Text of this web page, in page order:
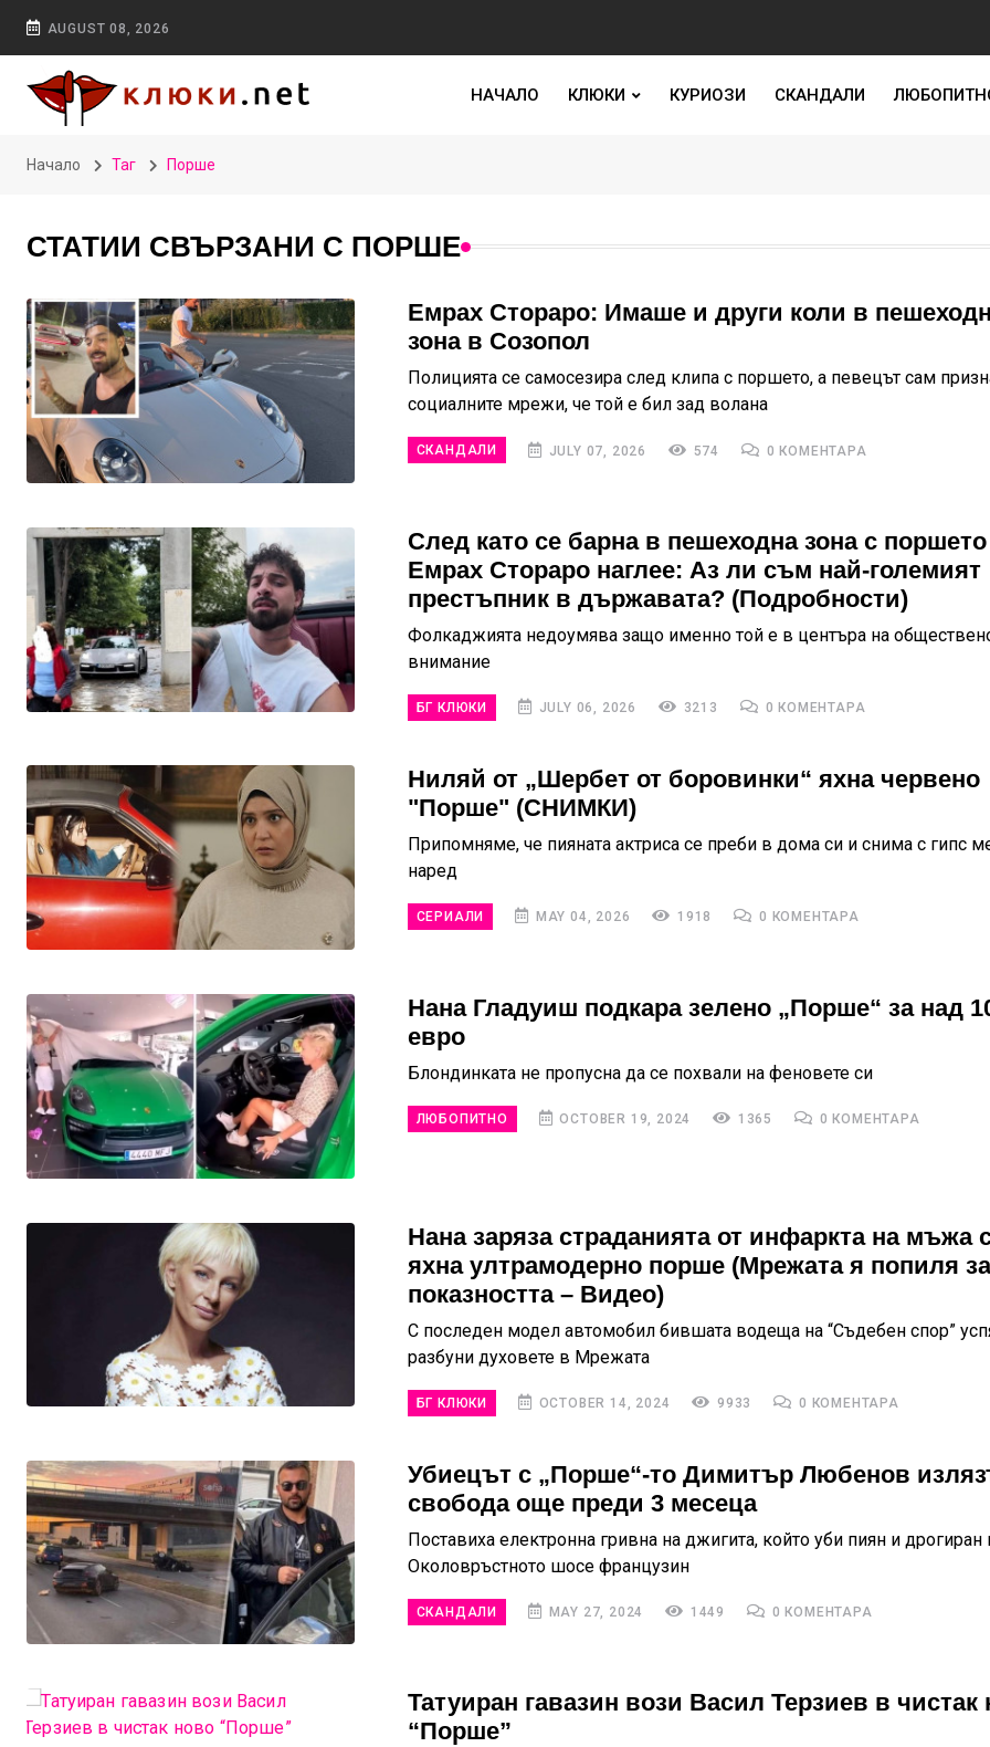
AUGUST 08, 2026
НАЧАЛО КЛЮКИ КУРИОЗИ СКАНДАЛИ
Начало Таг Порше
СТАТИИ СВЪРЗАНИ С ПОРШЕ
Емрах Стораро: Имаше и други коли в
зона в Созопол
Полицията се самосезира след клипа с поршето, а певецът сам
социалните мрежи, че той е бил зад волана
СКАНДАЛИ JULY 07, 2026 574 0 КОМЕНТАРА
След като се барна в пешеходна зона с
Емрах Стораро наглее: Аз ли съм най-големият
престъпник в държавата? (Подробности)
Фолкаджията недоумява защо именно той е в центъра на
внимание
БГ КЛЮКИ JULY 06, 2026 3213 0 КОМЕНТАРА
Ниляй от „Шербет от боровинки“ яхна червено
"Порше" (СНИМКИ)
Припомняме, че пияната актриса се преби в дома си и снима с гипс
наред
СЕРИАЛИ MAY 04, 2026 1918 0 КОМЕНТАРА
Нана Гладуиш подкара зелено „Порше“ за над
евро
Блондинката не пропусна да се похвали на феновете си
ЛЮБОПИТНО OCTOBER 19, 2024 1365 0 КОМЕНТАРА
Нана заряза страданията от инфаркта на мъжа
яхна ултрамодерно порше (Мрежата я попиля
показността – Видео)
С последен модел автомобил бившата водеща на “Съдебен спор”
разбуни духовете в Мрежата
БГ КЛЮКИ OCTOBER 14, 2024 9933 0 КОМЕНТАРА
Убиецът с „Порше“-то Димитър Любенов
свобода още преди 3 месеца
Поставиха електронна гривна на джигита, който уби пиян и дрогиран
Околовръстното шосе французин
СКАНДАЛИ MAY 27, 2024 1449 0 КОМЕНТАРА
Татуиран гавазин вози Васил Терзиев в чистак
“Порше”